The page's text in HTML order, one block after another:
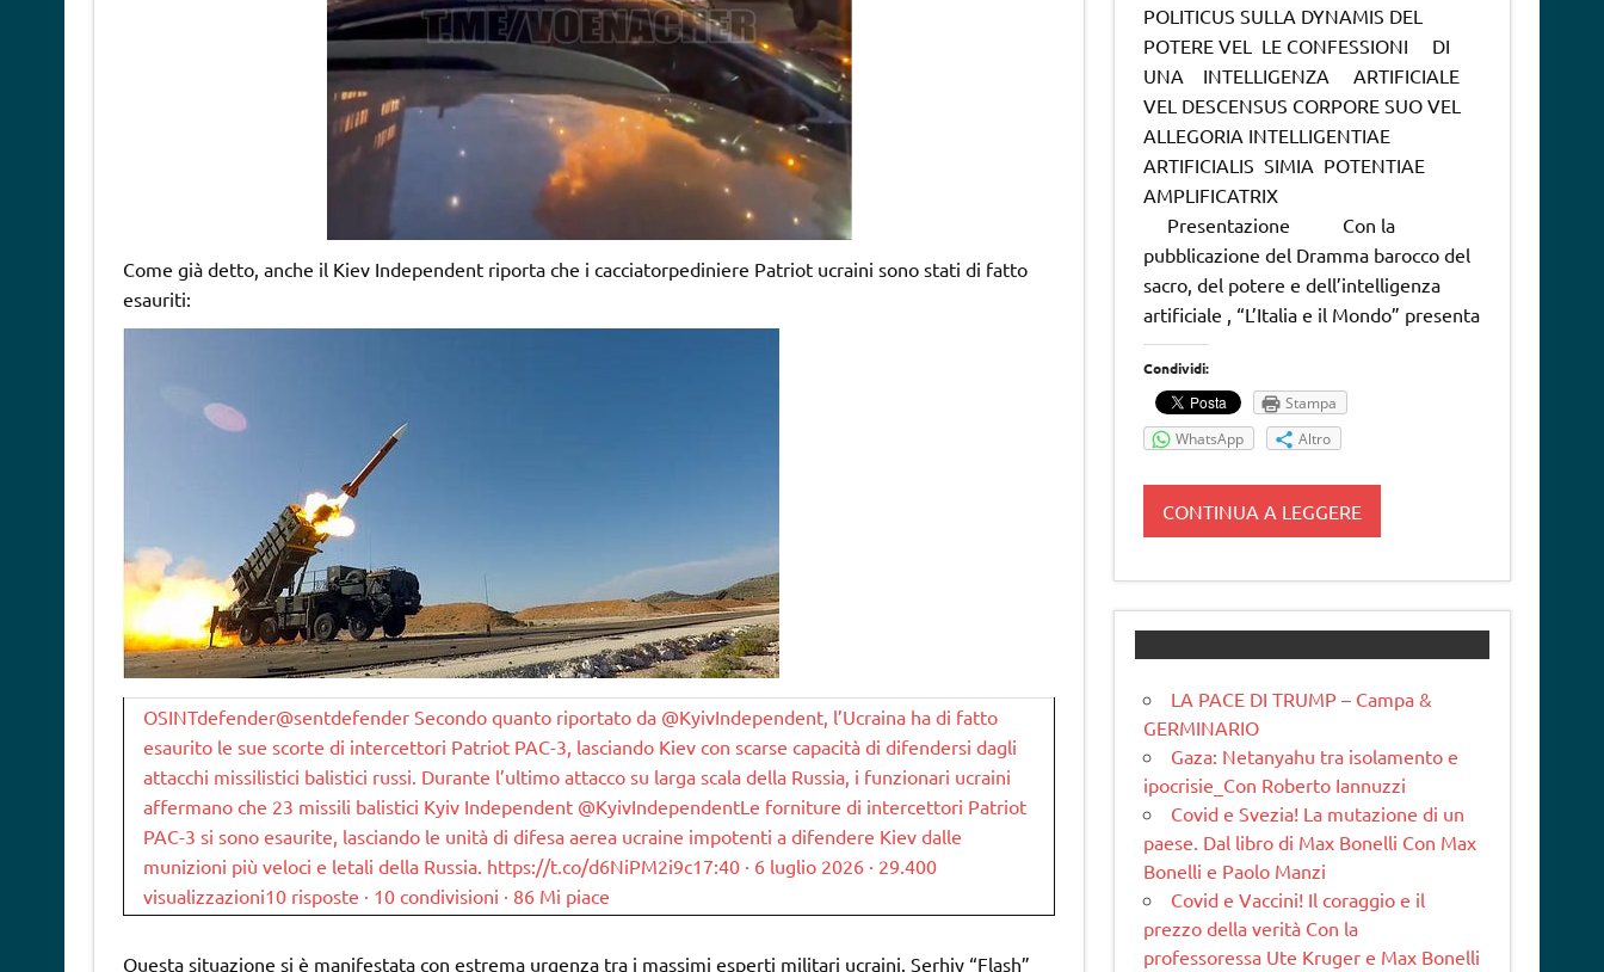
Come già detto, anche il Kiev Independent riporta che i cacciatorpediniere Patriot ucraini sono stati di fatto
esauriti:
OSINTdefender@sentdefender Secondo quanto riportato da @KyivIndependent, l’Ucraina ha di fatto
esaurito le sue scorte di intercettori Patriot PAC-3, lasciando Kiev con scarse capacità di difendersi dagli
attacchi missilistici balistici russi. Durante l’ultimo attacco su larga scala della Russia, i funzionari ucraini
affermano che 23 missili balistici Kyiv Independent @KyivIndependentLe forniture di intercettori Patriot
PAC-3 si sono esaurite, lasciando le unità di difesa aerea ucraine impotenti a difendere Kiev dalle
munizioni più veloci e letali della Russia. https://t.co/d6NiPM2i9c17:40 · 6 luglio 2026 · 29.400
visualizzazioni10 risposte · 10 condivisioni · 86 Mi piace
Questa situazione si è manifestata con estrema urgenza tra i massimi esperti militari ucraini. Serhiy “Flash”
POLITICUS SULLA DYNAMIS DEL
POTERE VEL LE CONFESSIONI DI
UNA INTELLIGENZA ARTIFICIALE
VEL DESCENSUS CORPORE SUO VEL
ALLEGORIA INTELLIGENTIAE
ARTIFICIALIS SIMIA POTENTIAE
AMPLIFICATRIX
Presentazione Con la
pubblicazione del Dramma barocco del
sacro, del potere e dell’intelligenza
artificiale , “L’Italia e il Mondo” presenta
Condividi:
Stampa
WhatsApp
Altro
CONTINUA A LEGGERE
LA PACE DI TRUMP – Campa &
GERMINARIO
Gaza: Netanyahu tra isolamento e
ipocrisie_Con Roberto Iannuzzi
Covid e Svezia! La mutazione di un
paese. Dal libro di Max Bonelli Con Max
Bonelli e Paolo Manzi
Covid e Vaccini! Il coraggio e il
prezzo della verità Con la
professoressa Ute Kruger e Max Bonelli